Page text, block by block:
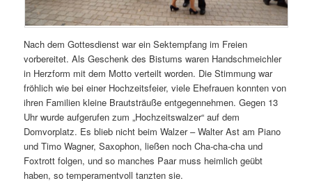
Nach dem Gottesdienst war ein Sektempfang im Freien
vorbereitet. Als Geschenk des Bistums waren Handschmeichler
in Herzform mit dem Motto verteilt worden. Die Stimmung war
fröhlich wie bei einer Hochzeitsfeier, viele Ehefrauen konnten von
ihren Familien kleine Brautsträuße entgegennehmen. Gegen 13
Uhr wurde aufgerufen zum „Hochzeitswalzer“ auf dem
Domvorplatz. Es blieb nicht beim Walzer – Walter Ast am Piano
und Timo Wagner, Saxophon, ließen noch Cha-cha-cha und
Foxtrott folgen, und so manches Paar muss heimlich geübt
haben, so temperamentvoll tanzten sie.